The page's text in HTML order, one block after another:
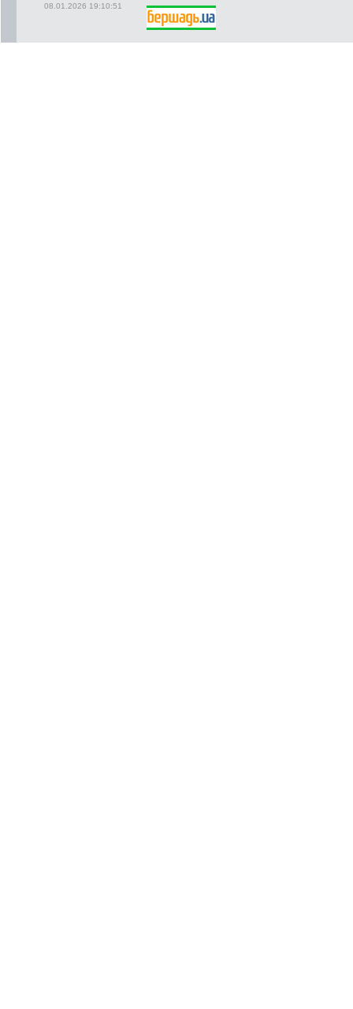
08.01.2026 19:10:51